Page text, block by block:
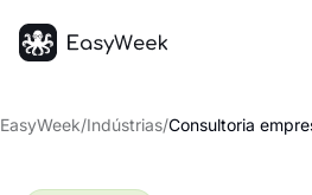
EasyWeek/Indústrias/Consultoria